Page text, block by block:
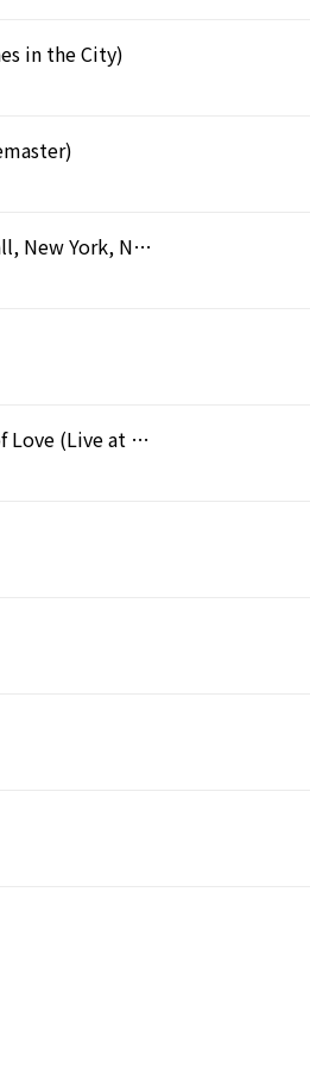
in the City)
Celia (Live at Carnegie Hall, New York, NY, January 19, 1974)
Duke Ellington's Sound of Love (Live at the Teatro Coliseo in Buenos Aires, Argentina, June 2, 1977)